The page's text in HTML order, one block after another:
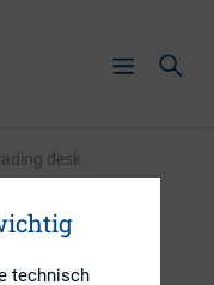
desk
the
technisch